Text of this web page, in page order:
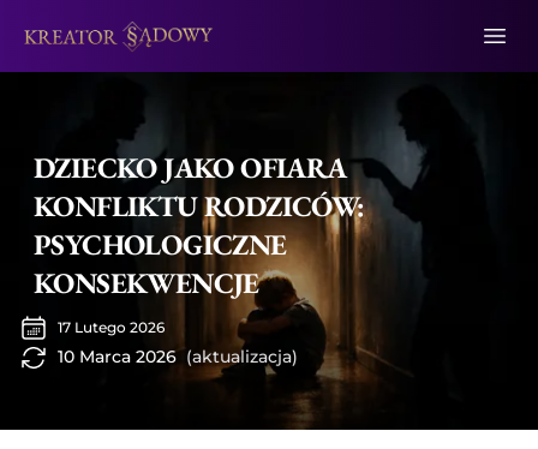
DZIECKO JAKO OFIARA
KONFLIKTU RODZICÓW:
PSYCHOLOGICZNE
KONSEKWENCJE
17 Lutego 2026
10 Marca 2026 (aktualizacja)